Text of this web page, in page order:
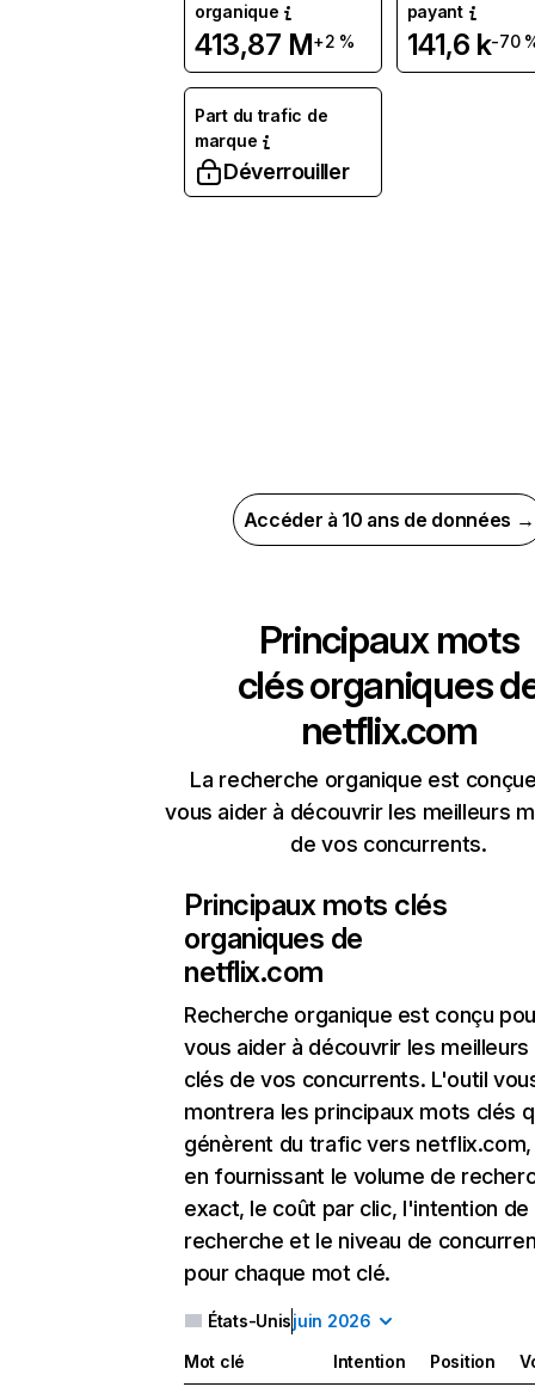
organique
413,87 M+2 %
payant
141,6 k-70
Part du trafic de
marque
Déverrouiller
Accéder à 10 ans de données →
Principaux mots
clés organiques
netflix.com
La recherche organique est
vous aider à découvrir les meilleurs
de vos concurrents.
Principaux mots clés
organiques de
netflix.com
Recherche organique est conçu
vous aider à découvrir les
clés de vos concurrents. L'outil
montrera les principaux mots clés
génèrent du trafic vers
en fournissant le volume de
exact, le coût par clic, l'intention de
recherche et le niveau de
pour chaque mot clé.
États-Unisjuin 2026
Mot clé Intention Position